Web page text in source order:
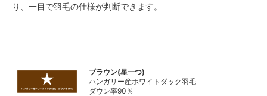
り、一目で羽毛の仕様が判断できます。
ブラウン(星一つ)
ハンガリー産ホワイトダック羽毛
ダウン率90％